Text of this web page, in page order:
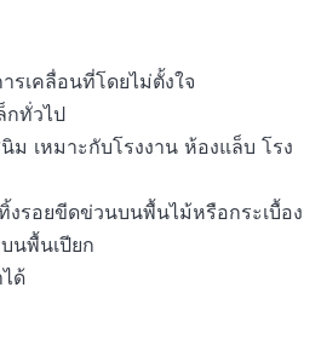
รเคลื่อนที่โดยไม่ตั้งใจ
กทั่วไป
เหมาะกับโรงงาน ห้องแล็บ โรง
รอยขีดข่วนบนพื้นไม้หรือกระเบื้อง
นพื้นเปียก
ด้